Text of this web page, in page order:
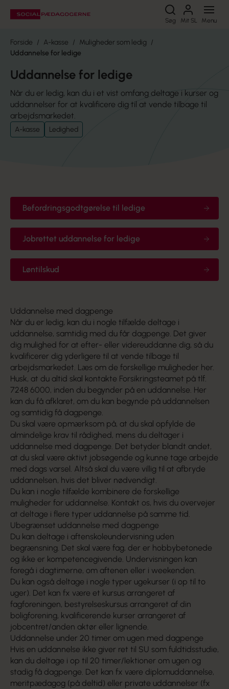
Søg Mit SL Menu
Søg
Forside A-kasse
Muligheder som ledig
Uddannelse for ledige
Uddannelse for ledige
Når du er ledig, kan du i et vist omfang deltage i kurser og
uddannelser for at kvalificere dig til at vende tilbage til
arbejdsmarkedet.
A-kasse Ledighed
Befordringsgodtgørelse til ledige
Jobrettet uddannelse for ledige
Løntilskud
Uddannelse med dagpenge
Når du er ledig, kan du i nogle tilfælde deltage i
uddannelse, samtidig med du får dagpenge. Det giver
dig mulighed for at efter- eller videreuddanne dig, så du
kvalificerer dig yderligere til at vende tilbage til
arbejdsmarkedet. Læs om de forskellige muligheder her.
Husk, at du altid skal kontakte Forsikringsteamet på tlf.
7248 6000, inden du begynder på en uddannelse. Her
kan du få afklaret, om du kan begynde på uddannelsen
og samtidig få dagpenge.
Du skal være opmærksom på, at du skal opfylde de
almindelige krav til rådighed, mens du deltager i
uddannelse med dagpenge. Det betyder blandt andet,
at du skal være aktivt jobsøgende og kunne tage arbejde
med dags varsel. Altså skal du være villig til at afbryde
uddannelsen, hvis det bliver nødvendigt.
Du kan i nogle tilfælde kombinere de forskellige
muligheder for uddannelse. Kontakt os, hvis du overvejer
at deltage i flere typer uddannelse på samme tid.
Ubegrænset uddannelse med dagpenge
Du kan deltage i aftenskoleundervisning uden
begrænsning. Det skal være fag, der er hobbybetonede
og ikke er kompetencegivende. Undervisningen kan
foregå i dagtimerne, om aftenen eller i weekenden.
Du kan også deltage i nogle typer ugekurser (i op til to
uger). Det kan fx være et kursus arrangeret af
fagforeningen, bestyrelseskursus arrangeret af din
boligforening, kvalificerende kurser arrangeret af
jobcentret/anden aktør eller lignende.
Uddannelse under 20 timer om ugen med dagpenge
Hvis en uddannelse ikke giver ret til SU som fuldtidsstudie,
kan du deltage i op til 20 timer/lektioner om ugen og
stadig få dagpenge. Det kan fx være diplomuddannelse,
meritpædagog (på deltid) eller private uddannelser (fx